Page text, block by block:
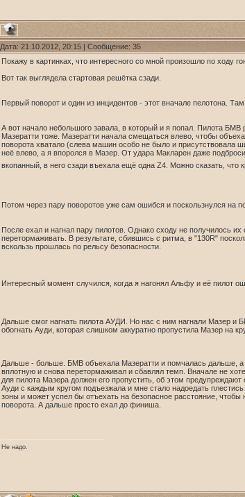
Дата: 21.10.2012, 20:15 | Сообщение: 35
Покажу в картинках, что интересного со мной произошло по ходу
Вот так выглядела стартовая решётка сзади.
Первый поворот и один из инцидентов - этот вначале пелотона.
А вот начало небольшого завала, в который и я попал. Пилота
Мазератти тоже. Мазератти начала смещаться влево, чтобы
поворота хватало (слева машин особо не было и присутствовала
неё влево, а я впоролся в Мазер. От удара Макларен даже
вкопанный, в него сзади въехала ещё одна Z4. Можно сказать,
Потом через пару поворотов уже сам ошибся и поскользнулся на
После ехал и нагнал пару пилотов. Однако сходу не получилось
перетормаживать. В результате, сбившись с ритма, в "130R"
вскользь прошлась по рельсу безопасности.
Интересный момент случился, когда я нагонял Альфу и её пилот
Дальше смог нагнать пилота АУДИ. Но нас с ним нагнали Мазер и
обогнать Ауди, которая слишком аккуратно пропустила Мазер на
Дальше - больше. БМВ объехала Мазератти и помчалась дальше, а
вплотную и снова перетормаживал и сбавлял темп. Вначале не
для пилота Мазера должен его пропустить, об этом
Ауди с каждым кругом подъезжала и мне стало надоедать
зоны и может успел бы отъехать на безопасное расстояние,
поворота. А дальше просто ехал до финиша.
Не надо.